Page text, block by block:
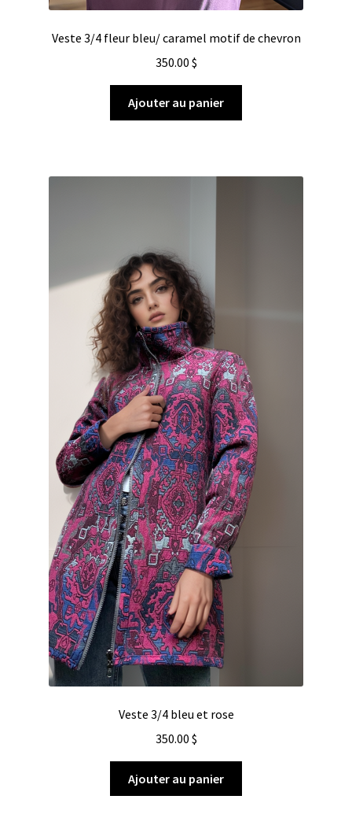
Veste 3/4 fleur bleu/ caramel motif de chevron
350.00 $
Ajouter au panier
Veste 3/4 bleu et rose
350.00 $
Ajouter au panier